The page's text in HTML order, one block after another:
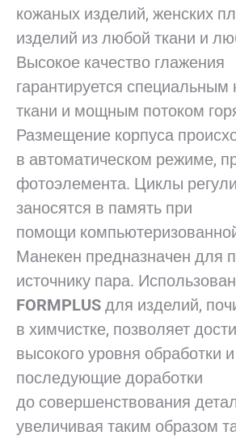
кожаных изделий, женских
изделий из любой ткани и
Высокое качество глажения
гарантируется
ткани и мощным потоком
Размещение корпуса
в автоматическом режиме,
фотоэлемента. Циклы
заносятся в память при
помощи
Манекен предназначен для
источнику пара.
FORMPLUS для изделий,
в химчистке, позволяет
высокого уровня обработки
последующие доработки
до совершенствования
увеличивая таким образом